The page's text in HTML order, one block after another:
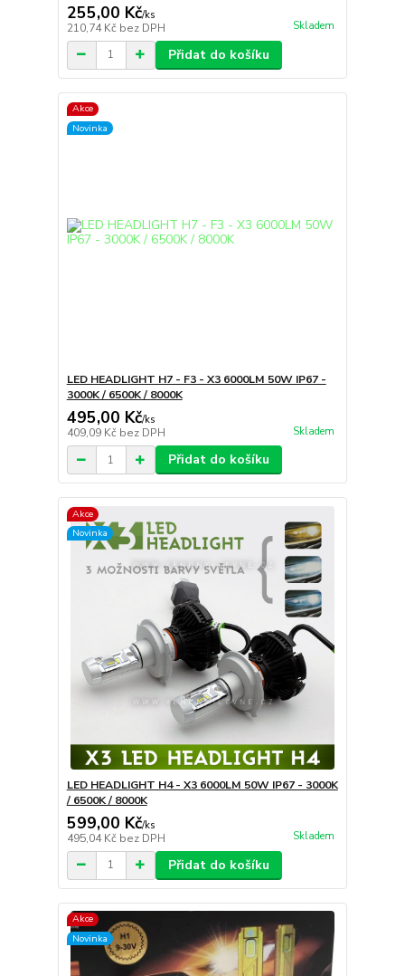
255,00 Kč/ks
210,74 Kč bez DPH Skladem
Přidat do košíku
Akce
Novinka
LED HEADLIGHT H7 - F3 - X3 6000LM 50W IP67 -
3000K / 6500K / 8000K
495,00 Kč/ks
409,09 Kč bez DPH Skladem
Přidat do košíku
Akce
Novinka
LED HEADLIGHT H4 - X3 6000LM 50W IP67 - 3000K
/ 6500K / 8000K
599,00 Kč/ks
495,04 Kč bez DPH Skladem
Přidat do košíku
Akce
Novinka